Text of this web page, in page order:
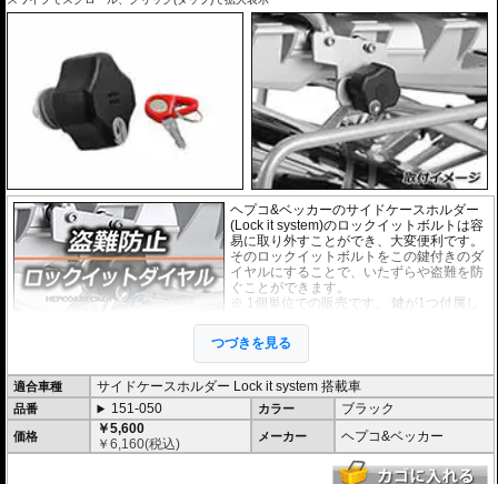
ヘプコ&ベッカーのサイドケースホルダー
(Lock it system)のロックイットボルトは容
易に取り外すことができ、大変便利です。
そのロックイットボルトをこの鍵付きのダ
イヤルにすることで、いたずらや盗難を防
ぐことができます。
※ 1個単位での販売です。 鍵が1つ付属し
つづきを見る
適合車種 サイドケースホルダー Lock it system 搭載車
品番 151-050 カラー ブラック
価格
￥5,600
￥6,160(税込) メーカー ヘプコ&ベッカー